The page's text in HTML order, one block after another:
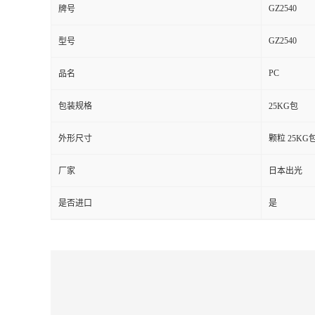
牌号 GZ2540
型号 GZ2540
品名 PC
包装规格 25KG包
外形尺寸 颗粒 25KG
厂家 日本出光
是否进口 是